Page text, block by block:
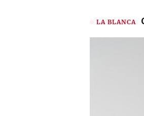
LA BLANCA